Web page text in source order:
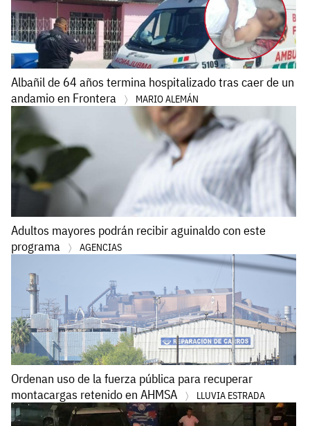
Albañil de 64 años termina hospitalizado tras caer de un
andamio en Frontera
MARIO ALEMÁN
Adultos mayores podrán recibir aguinaldo con este
programa
AGENCIAS
Ordenan uso de la fuerza pública para recuperar
montacargas retenido en AHMSA
LLUVIA ESTRADA